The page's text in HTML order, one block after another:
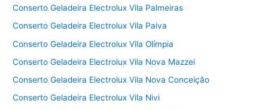
Conserto Geladeira Electrolux Vila Palmeiras
Conserto Geladeira Electrolux Vila Paiva
Conserto Geladeira Electrolux Vila Olímpia
Conserto Geladeira Electrolux Vila Nova Mazzei
Conserto Geladeira Electrolux Vila Nova Conceição
Conserto Geladeira Electrolux Vila Nivi